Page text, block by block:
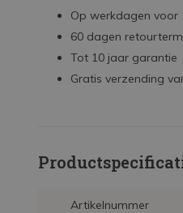
Op werkdagen voor
60 dagen
Tot 10 jaar garantie
Gratis verzending
Artikelnummer